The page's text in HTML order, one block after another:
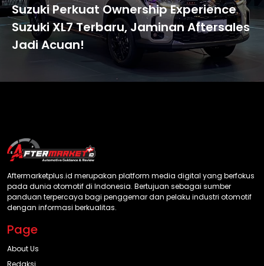
Suzuki Perkuat Ownership Experience
Suzuki XL7 Terbaru, Jaminan Aftersales
Jadi Acuan!
Aftermarketplus.id merupakan platform media digital yang berfokus
pada dunia otomotif di Indonesia. Bertujuan sebagai sumber
panduan terpercaya bagi penggemar dan pelaku industri otomotif
dengan informasi berkualitas.
Page
About Us
Redaksi